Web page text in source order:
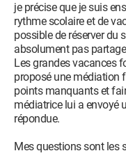
je précise que je suis
rythme scolaire et de
possible de réserver du
absolument pas
Les grandes vacances
proposé une médiation
points manquants et
médiatrice lui a envoyé
répondue.
Mes questions sont les